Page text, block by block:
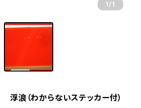
1 /1
浮浪（わからないステッカ